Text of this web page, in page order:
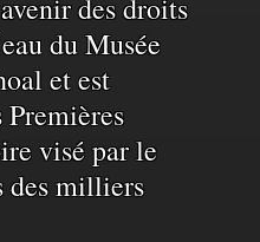
des droits
du Musée
et est
Premières
visé par le
des milliers